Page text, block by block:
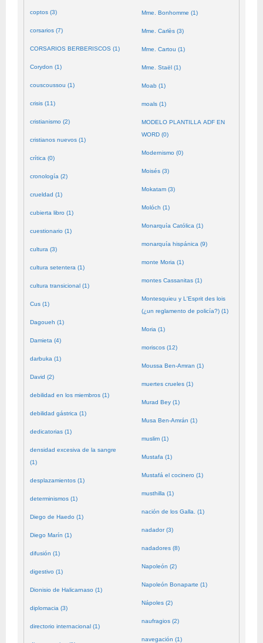
coptos (3)
corsarios (7)
CORSARIOS BERBERISCOS (1)
Corydon (1)
couscoussou (1)
crisis (11)
cristianismo (2)
cristianos nuevos (1)
crítica (0)
cronología (2)
crueldad (1)
cubierta libro (1)
cuestionario (1)
cultura (3)
cultura setentera (1)
cultura transicional (1)
Cus (1)
Dagoueh (1)
Damieta (4)
darbuka (1)
David (2)
debilidad en los miembros (1)
debilidad gástrica (1)
dedicatorias (1)
densidad excesiva de la sangre
(1)
desplazamientos (1)
determinismos (1)
Diego de Haedo (1)
Diego Marín (1)
difusión (1)
digestivo (1)
Dionisio de Halicarnaso (1)
diplomacia (3)
directorio internacional (1)
Mme. Bonhomme (1)
Mme. Carlès (3)
Mme. Cartou (1)
Mme. Staël (1)
Moab (1)
moals (1)
MODELO PLANTILLA ADF EN
WORD (0)
Modernismo (0)
Moisés (3)
Mokatam (3)
Molóch (1)
Monarquía Católica (1)
monarquía hispánica (9)
monte Moria (1)
montes Cassanitas (1)
Montesquieu y L'Esprit des lois
(¿un reglamento de policía?) (1)
Moria (1)
moriscos (12)
Moussa Ben-Amran (1)
muertes crueles (1)
Murad Bey (1)
Musa Ben-Amrán (1)
muslim (1)
Mustafa (1)
Mustafá el cocinero (1)
musthilla (1)
nación de los Galla. (1)
nadador (3)
nadadores (8)
Napoleón (2)
Napoleón Bonaparte (1)
Nápoles (2)
naufragios (2)
navegación (1)